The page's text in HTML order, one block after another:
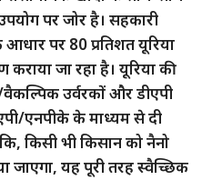
पर जोर है। सहकारी
पर 80 प्रतिशत यूरिया
जा रहा है। यूरिया की
वैकल्पिक उर्वरकों और डीएपी
एनपीके के माध्यम से दी
किसी भी किसान को नैनो
जाएगा, यह पूरी तरह स्वैच्छिक